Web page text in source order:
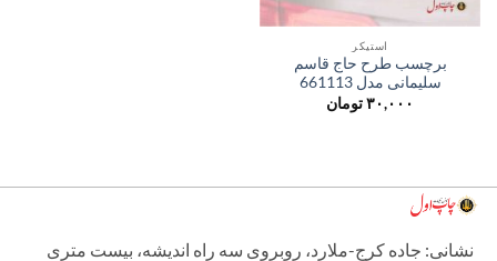
استیکر
برچسب طرح حاج قاسم
سلیمانی مدل 661113
۳۰,۰۰۰ تومان
نشانی: جاده کرج-ملارد، روبروی سه راه اندیشه، بیست متری